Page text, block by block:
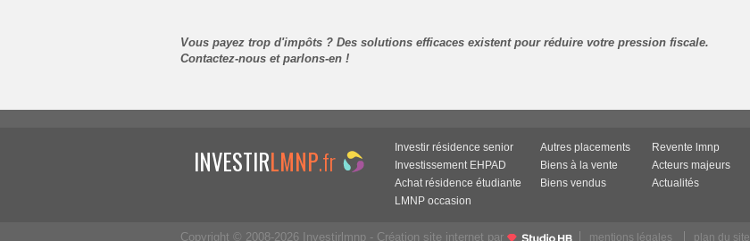
Vous payez trop d'impôts ? Des solutions efficaces existent pour réduire votre pression fiscale.
Contactez-nous et parlons-en !
INVESTIRLMNP.fr
Investir résidence senior
Investissement EHPAD
Achat résidence étudiante
LMNP occasion
Autres placements
Biens à la vente
Biens vendus
Revente lmnp
Acteurs majeurs
Actualités
Copyright © 2008-2026 Investirlmnp - Création site internet par mentions légales plan du site